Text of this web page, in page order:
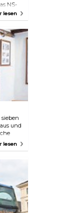
NS-
und
lesen
und
zeigt
lange
Welt
lesen